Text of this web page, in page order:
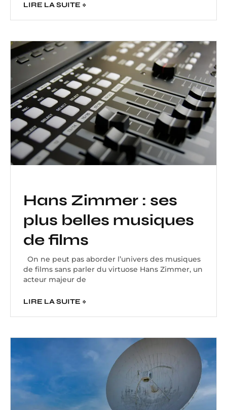
LIRE LA SUITE »
Hans Zimmer : ses
plus belles musiques
de films
On ne peut pas aborder l’univers des musiques
de films sans parler du virtuose Hans Zimmer, un
acteur majeur de
LIRE LA SUITE »